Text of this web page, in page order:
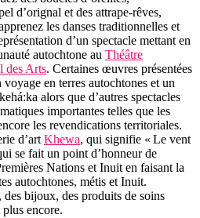
d’orignal et des attrape-rêves,
les danses traditionnelles et
d’un spectacle mettant en
autochtone au Théâtre
des Arts. Certaines œuvres présentées
en terres autochtones et un
alors que d’autres spectacles
importantes telles que les
les revendications territoriales.
d’art Khewa, qui signifie « Le vent
se fait un point d’honneur de
Nations et Inuit en faisant la
autochtones, métis et Inuit.
des bijoux, des produits de soins
encore.